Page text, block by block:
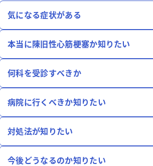
気になる症状がある
本当に陳旧性心筋梗塞か知りたい
何科を受診すべきか
病院に行くべきか知りたい
対処法が知りたい
今後どうなるのか知りたい